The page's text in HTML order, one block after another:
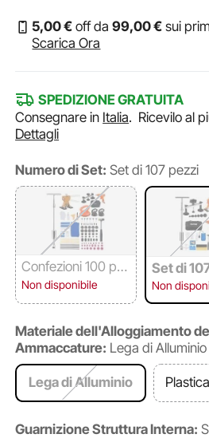
5,00€ off da99,00€ sui
Scarica Ora
SPEDIZIONE GRATUITA
Consegnare in Italia. Ricevilo al
Dettagli
Numero di Set: Set di 107 pezzi
Confezioni 100 pe
zzi
Non disponibile
Set di
Non
Materiale dell'Alloggiamento
Ammaccature: Lega di Alluminio
Lega di Alluminio Plastica
Guarnizione Struttura Interna: